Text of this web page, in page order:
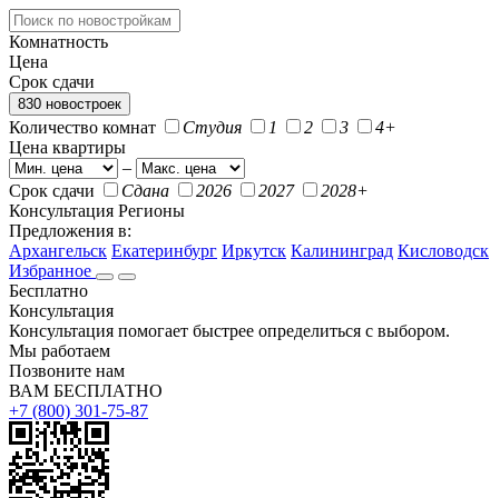
Комнатность
Цена
Срок сдачи
830 новостроек
Количество комнат Студия 1 2 3
4+
Цена квартиры
–
Срок сдачи
Сдана 2026 2027
2028+
Консультация Регионы
Предложения в:
Архангельск Екатеринбург Иркутск Калининград Кисловодск
Избранное
Бесплатно
Консультация
Консультация помогает быстрее определиться с выбором.
Мы работаем
Позвоните нам
ВАМ БЕСПЛАТНО
+7 (800) 301-75-87